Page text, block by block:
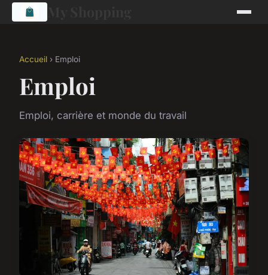
Accueil › Emploi
Emploi
Emploi, carrière et monde du travail